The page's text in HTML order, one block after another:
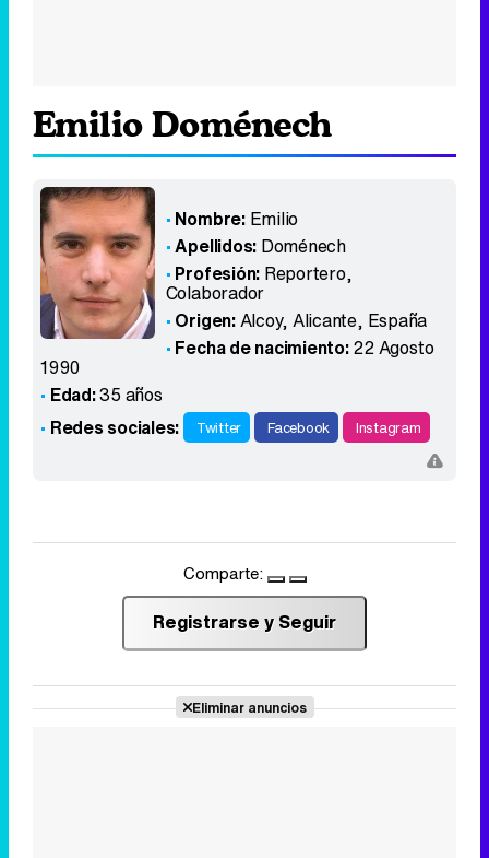
Emilio Doménech
Nombre: Emilio
Apellidos: Doménech
Profesión: Reportero,
Colaborador
Origen:Alcoy, Alicante, España
Fecha de nacimiento:22 Agosto
1990
Edad:35 años
Redes sociales:
Twitter Facebook Instagram
Comparte:
Registrarse y Seguir
Eliminar anuncios